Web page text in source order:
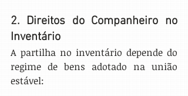
2. Direitos do Companheiro no
Inventário
A partilha no inventário depende do
regime de bens adotado na união
estável: